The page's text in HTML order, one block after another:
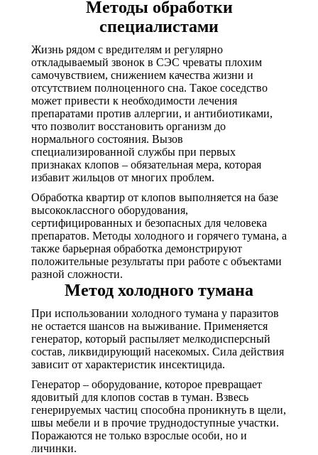
Методы обработки
специалистами
Жизнь рядом с вредителям и регулярно
откладываемый звонок в СЭС чреваты плохим
самочувствием, снижением качества жизни и
отсутствием полноценного сна. Такое соседство
может привести к необходимости лечения
препаратами против аллергии, и антибиотиками,
что позволит восстановить организм до
нормального состояния. Вызов
специализированной службы при первых
признаках клопов – обязательная мера, которая
избавит жильцов от многих проблем.
Обработка квартир от клопов выполняется на базе
высококлассного оборудования,
сертифицированных и безопасных для человека
препаратов. Методы холодного и горячего тумана, а
также барьерная обработка демонстрируют
положительные результаты при работе с объектами
разной сложности.
Метод холодного тумана
При использовании холодного тумана у паразитов
не остается шансов на выживание. Применяется
генератор, который распыляет мелкодисперсный
состав, ликвидирующий насекомых. Сила действия
зависит от характеристик инсектицида.
Генератор – оборудование, которое превращает
ядовитый для клопов состав в туман. Взвесь
генерируемых частиц способна проникнуть в щели,
швы мебели и в прочие труднодоступные участки.
Поражаются не только взрослые особи, но и
личинки.